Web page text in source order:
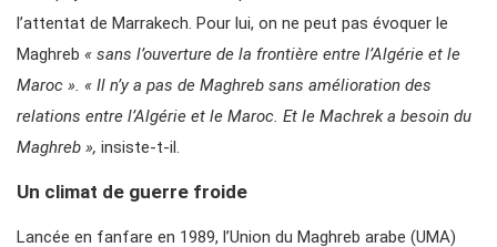
l’attentat de Marrakech. Pour lui, on ne peut pas évoquer le
Maghreb « sans l’ouverture de la frontière entre l’Algérie et le
Maroc ». « Il n’y a pas de Maghreb sans amélioration des
relations entre l’Algérie et le Maroc. Et le Machrek a besoin du
Maghreb », insiste-t-il.
Un climat de guerre froide
Lancée en fanfare en 1989, l’Union du Maghreb arabe (UMA)